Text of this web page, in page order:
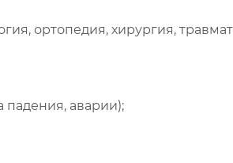
ортопедия, хирургия,
падения, аварии);